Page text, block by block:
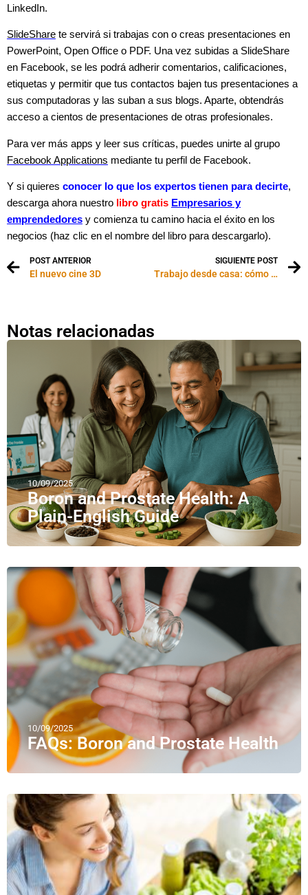
LinkedIn.
SlideShare te servirá si trabajas con o creas presentaciones en
PowerPoint, Open Office o PDF. Una vez subidas a SlideShare
en Facebook, se les podrá adherir comentarios, calificaciones,
etiquetas y permitir que tus contactos bajen tus presentaciones a
sus computadoras y las suban a sus blogs. Aparte, obtendrás
acceso a cientos de presentaciones de otras profesionales.
Para ver más apps y leer sus críticas, puedes unirte al grupo
Facebook Applications mediante tu perfil de Facebook.
Y si quieres conocer lo que los expertos tienen para decirte,
descarga ahora nuestro libro gratis Empresarios y
emprendedores y comienza tu camino hacia el éxito en los
negocios (haz clic en el nombre del libro para descargarlo).
POST ANTERIOR
El nuevo cine 3D
SIGUIENTE POST
Trabajo desde casa: cómo organizar tu tiempo
Notas relacionadas
10/09/2025
Boron and Prostate Health: A
Plain-English Guide
10/09/2025
FAQs: Boron and Prostate Health